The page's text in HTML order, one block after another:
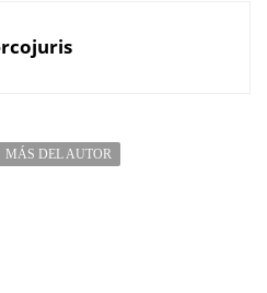
MÁS DEL AUTOR